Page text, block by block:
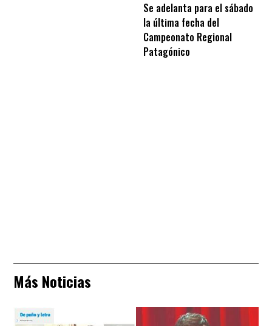
Se adelanta para el sábado
la última fecha del
Campeonato Regional
Patagónico
Más Noticias